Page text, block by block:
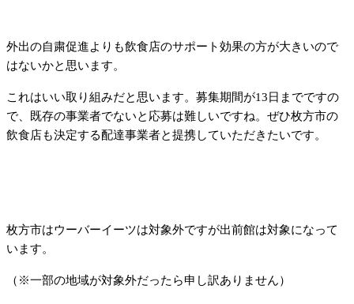
外出の自粛促進よりも飲食店のサポート効果の方が大きいので
はないかと思います。
これはいい取り組みだと思います。募集期間が13日までですの
で、既存の事業者でないと応募は難しいですね。ぜひ枚方市の
飲食店も決定する配達事業者と提携していただきたいです。
枚方市はウーバーイーツは対象外ですが出前館は対象になって
います。
（※一部の地域が対象外だったら申し訳ありません）